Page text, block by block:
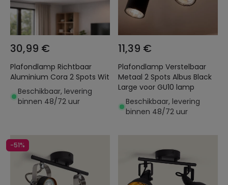
30,99 €
Plafondlamp Richtbaar
Aluminium Cora 2 Spots Wit
Beschikbaar, levering
binnen 48/72 uur
11,39 €
Plafondlamp Verstelbaar
Metaal 2 Spots Albus Black
Large voor GU10 lamp
Beschikbaar, levering
binnen 48/72 uur
-51%